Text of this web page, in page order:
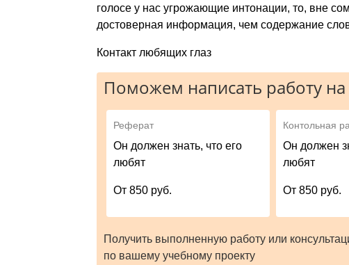
голосе у нас угрожающие интонации, то, вне
достоверная информация, чем содержание
Контакт любящих глаз
Поможем написать работу
Реферат
Он должен знать, что его
любят
От 850 руб.
Контольная
Он должен
любят
От 850 руб.
Получить выполненную работу или
по вашему учебному проекту